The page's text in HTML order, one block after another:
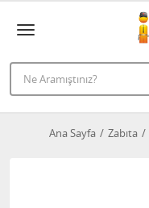
Ana Sayfa Zabıta